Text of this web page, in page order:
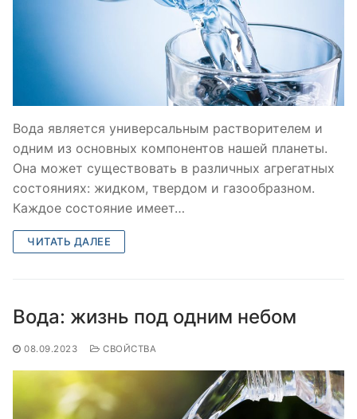
Вода является универсальным растворителем и
одним из основных компонентов нашей планеты.
Она может существовать в различных агрегатных
состояниях: жидком, твердом и газообразном.
Каждое состояние имеет…
ЧИТАТЬ ДАЛЕЕ
Вода: жизнь под одним небом
08.09.2023 СВОЙСТВА